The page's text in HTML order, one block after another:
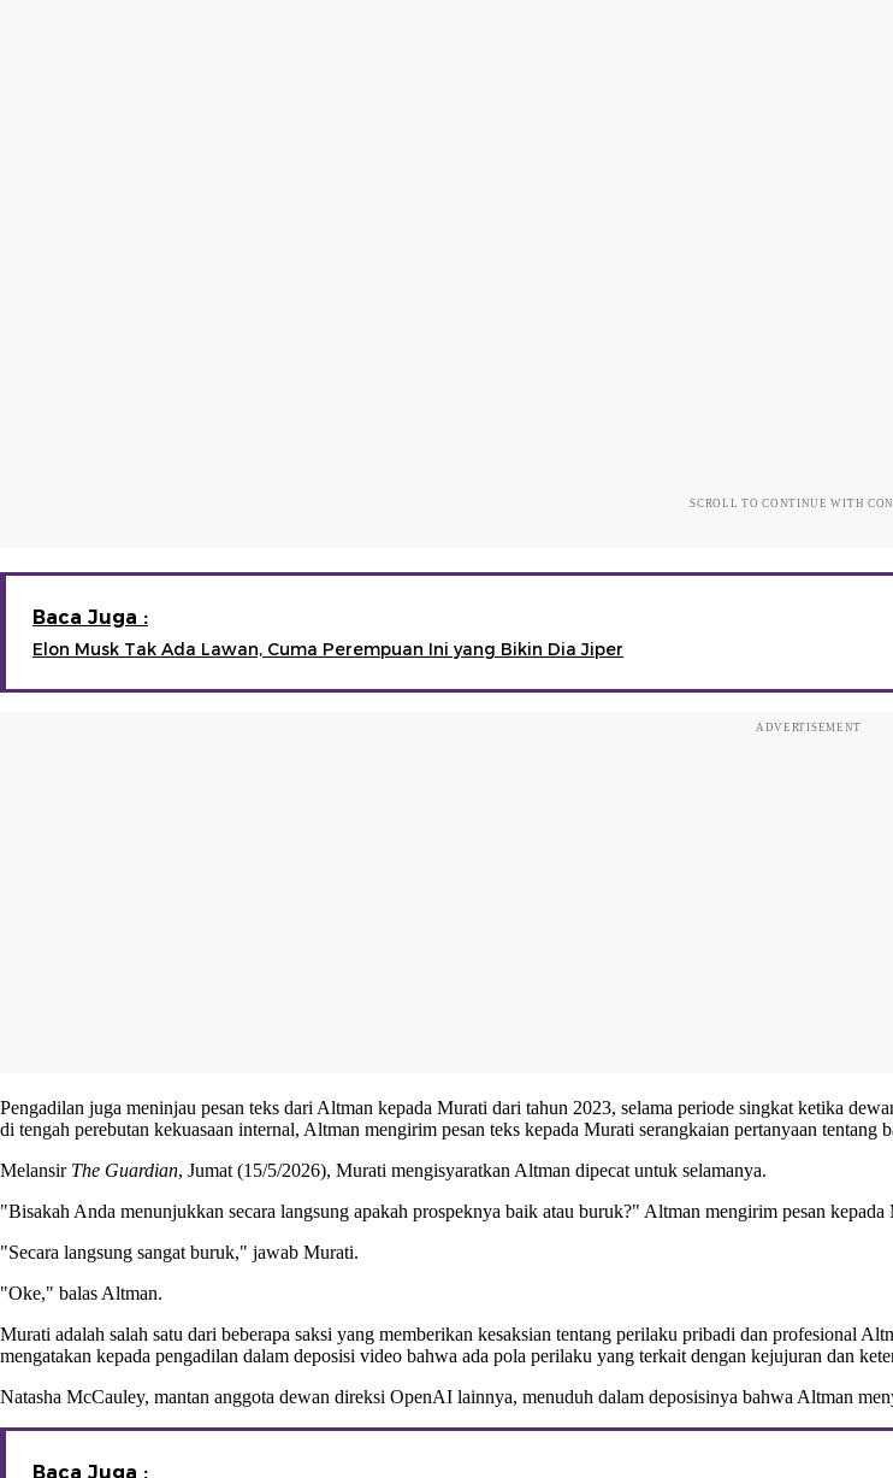
SCROLL TO CONTINUE WITH
Baca Juga :
Elon Musk Tak Ada Lawan, Cuma Perempuan Ini yang Bikin Dia Jiper
ADVERTISEMENT
Pengadilan juga meninjau pesan teks dari Altman kepada Murati dari tahun 2023, selama periode singkat ketika
di tengah perebutan kekuasaan internal, Altman mengirim pesan teks kepada Murati serangkaian pertanyaan tentang
Melansir The Guardian, Jumat (15/5/2026), Murati mengisyaratkan Altman dipecat untuk selamanya.
"Bisakah Anda menunjukkan secara langsung apakah prospeknya baik atau buruk?" Altman mengirim pesan
"Secara langsung sangat buruk," jawab Murati.
"Oke," balas Altman.
Murati adalah salah satu dari beberapa saksi yang memberikan kesaksian tentang perilaku pribadi dan profesional
mengatakan kepada pengadilan dalam deposisi video bahwa ada pola perilaku yang terkait dengan kejujuran dan
Natasha McCauley, mantan anggota dewan direksi OpenAI lainnya, menuduh dalam deposisinya bahwa Altman
Baca Juga :